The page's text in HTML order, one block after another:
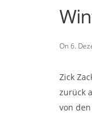
On 6.
Zick
zurück
von